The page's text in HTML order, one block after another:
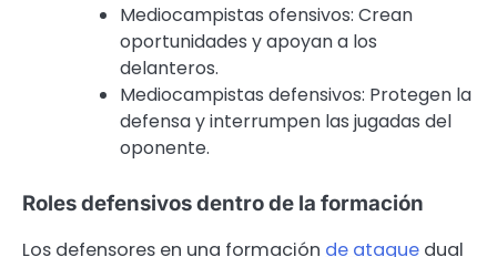
Mediocampistas ofensivos: Crean
oportunidades y apoyan a los
delanteros.
Mediocampistas defensivos: Protegen la
defensa y interrumpen las jugadas del
oponente.
Roles defensivos dentro de la formación
Los defensores en una formación de ataque dual